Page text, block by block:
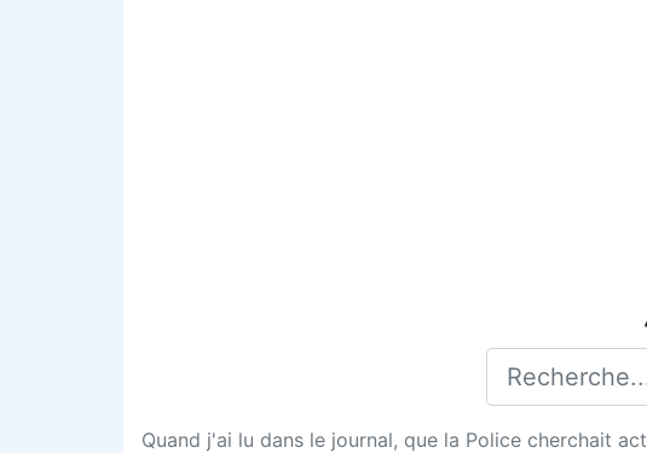
Quand j'ai lu dans le journal, que la Police cherchait